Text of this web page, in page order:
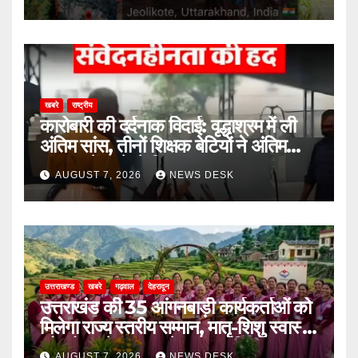
खबरे राष्ट्रीय
कारोबारी की दर्दनाक विदाई: वृद्धाश्रम में ली
अंतिम सांस, तीनों शिक्षक बेटियों ने अंतिम
संस्कार में आने से किया इनकार
AUGUST 7, 2026 NEWS DESK
उत्तराखण्ड खबरे गढ़वाल देहरादून
उत्तराखंड की 35 आंगनबाड़ी कार्यकर्ताओं को
मिलेगा राज्य स्तरीय सम्मान, मातृ-शिशु स्वास्थ्य
और पोषण में उत्कृष्ट सेवाओं का मिला पुरस्कार